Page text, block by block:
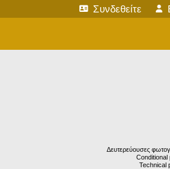
Συνδεθείτε
Δευτερεύουσες
Conditional
Technical